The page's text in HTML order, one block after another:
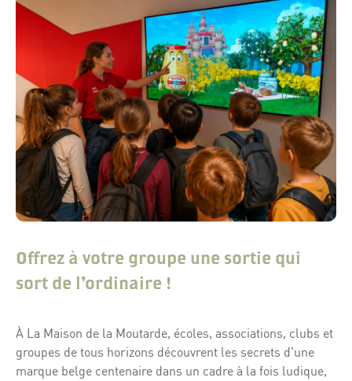
Offrez à votre groupe une sortie qui
sort de l'ordinaire !
À La Maison de la Moutarde, écoles, associations, clubs et
groupes de tous horizons découvrent les secrets d'une
marque belge centenaire dans un cadre à la fois ludique,